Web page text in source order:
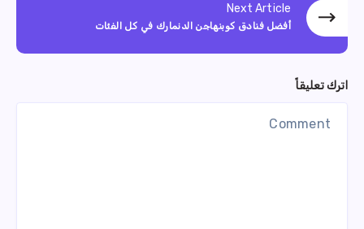
Next Article
أفضل فنادق كوبنهاجن الدنمارك في كل الفئات
اترك تعليقاً